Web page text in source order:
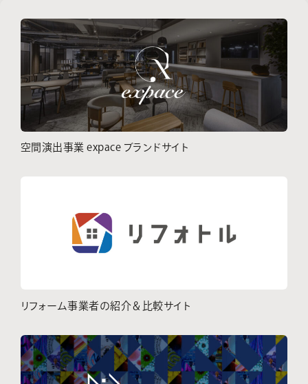
空間演出事業 expace ブランドサイト
リフォーム事業者の紹介＆比較サイト